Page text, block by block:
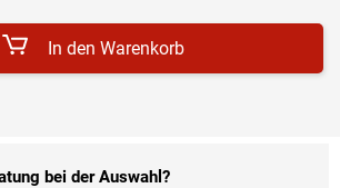
In den Warenkorb
bei der Auswahl?